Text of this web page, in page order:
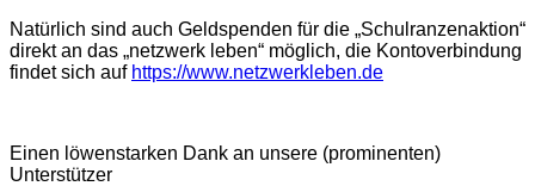
Natürlich sind auch Geldspenden für die „Schulranzenaktion“
direkt an das „netzwerk leben“ möglich, die Kontoverbindung
findet sich auf https://www.netzwerkleben.de
Einen löwenstarken Dank an unsere (prominenten)
Unterstützer